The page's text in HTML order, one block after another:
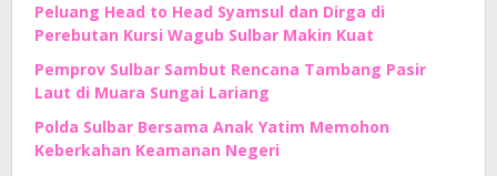
Peluang Head to Head Syamsul dan Dirga di
Perebutan Kursi Wagub Sulbar Makin Kuat
Pemprov Sulbar Sambut Rencana Tambang Pasir
Laut di Muara Sungai Lariang
Polda Sulbar Bersama Anak Yatim Memohon
Keberkahan Keamanan Negeri